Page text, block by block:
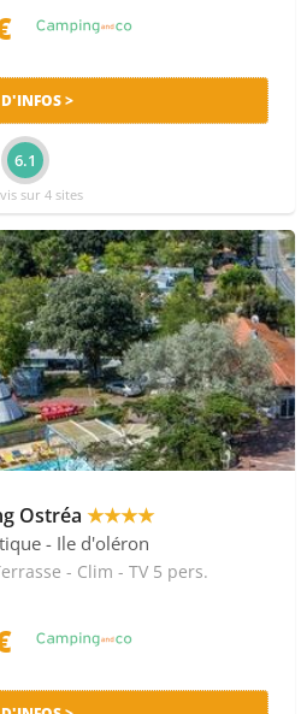
>
6.1
sur 4 sites
Ostréa ★★★★
- Ile d'oléron
- Clim - TV 5 pers.